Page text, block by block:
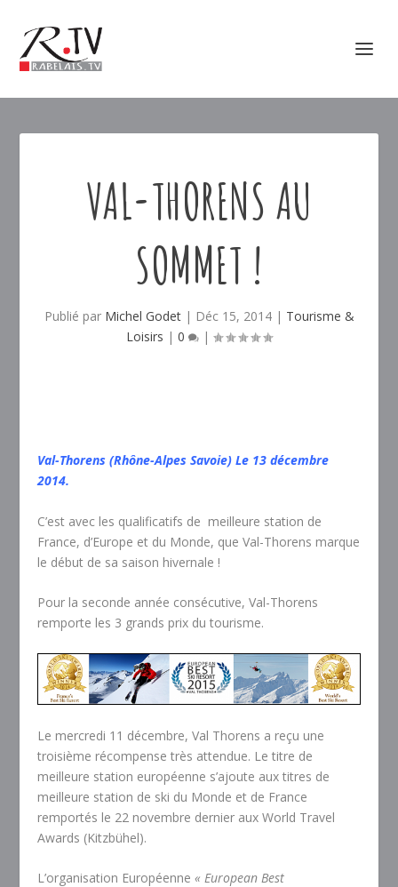
VAL-THORENS AU
SOMMET !
Publié par Michel Godet| Déc 15, 2014| Tourisme &
Loisirs | 0 |
Val-Thorens (Rhône-Alpes Savoie) Le 13 décembre
2014.
C’est avec les qualificatifs de meilleure station de
France, d’Europe et du Monde, que Val-Thorens marque
le début de sa saison hivernale !
Pour la seconde année consécutive, Val-Thorens
remporte les 3 grands prix du tourisme.
Le mercredi 11 décembre, Val Thorens a reçu une
troisième récompense très attendue. Le titre de
meilleure station européenne s’ajoute aux titres de
meilleure station de ski du Monde et de France
remportés le 22 novembre dernier aux World Travel
Awards (Kitzbühel).
L’organisation Européenne« European Best